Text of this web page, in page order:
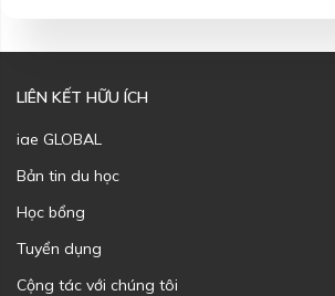
LIÊN KẾT HỮU ÍCH
iae GLOBAL
Bản tin du học
Học bổng
Tuyển dụng
Cộng tác với chúng tôi